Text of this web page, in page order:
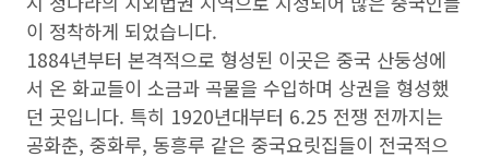
이 정착하게 되었습니다.
1884년부터 본격적으로 형성된 이곳은 중국 산둥성에
서 온 화교들이 소금과 곡물을 수입하며 상권을 형성했
던 곳입니다. 특히 1920년대부터 6.25 전쟁 전까지는
공화춘, 중화루, 동흥루 같은 중국요릿집들이 전국적으